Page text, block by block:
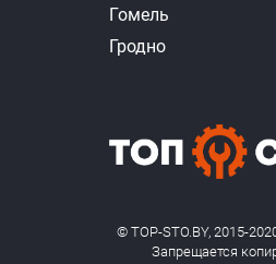
Гомель
Гродно
© TOP-STO.BY, 2015-
Запрещается